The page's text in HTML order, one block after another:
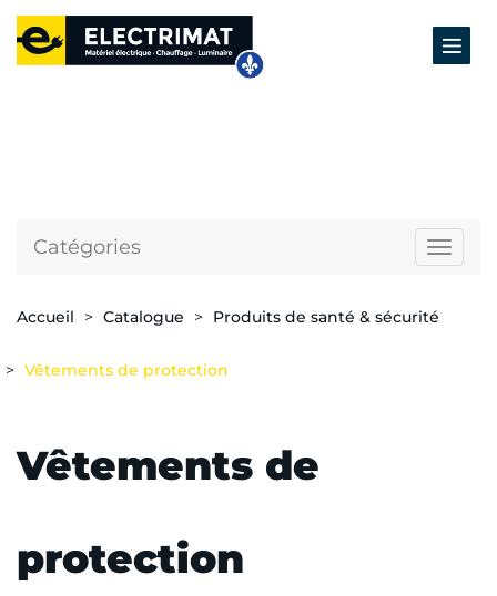
Catégories
Accueil Catalogue Produits de santé & sécurité
Vêtements de protection
Vêtements de
protection